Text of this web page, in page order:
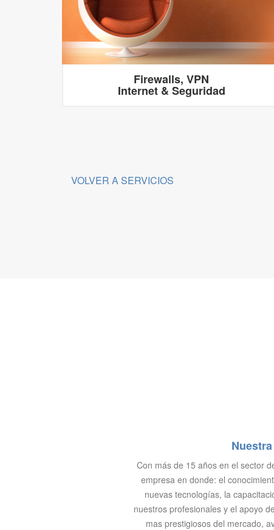
Firewalls, VPN
Internet & Seguridad
VOLVER A SERVICIOS
Con más de 15 años en el sector
empresa en donde: el
nuevas tecnologías, la
nuestros profesionales y el apoyo
mas prestigiosos del mercado,